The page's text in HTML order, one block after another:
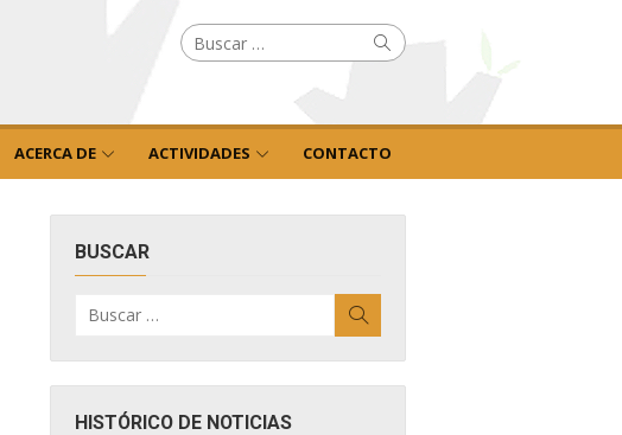
Buscar
por: Buscar
ACERCA DE ACTIVIDADES CONTACTO
BUSCAR
por:
HISTÓRICO DE NOTICIAS